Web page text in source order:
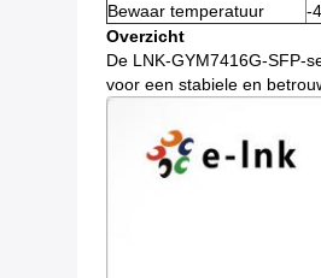
Bewaar temperatuur
-
Overzicht
De LNK-GYM7416G-SFP-
voor een stabiele en